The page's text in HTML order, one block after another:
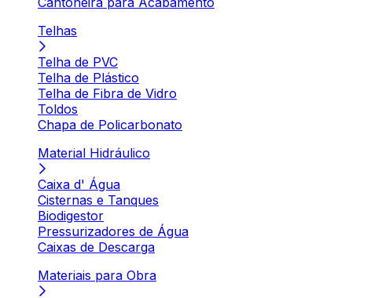
Telhas
Telha de PVC
Telha de Plástico
Telha de Fibra de Vidro
Toldos
Chapa de Policarbonato
Material Hidráulico
Caixa d' Água
Cisternas e Tanques
Biodigestor
Pressurizadores de Água
Caixas de Descarga
Materiais para Obra